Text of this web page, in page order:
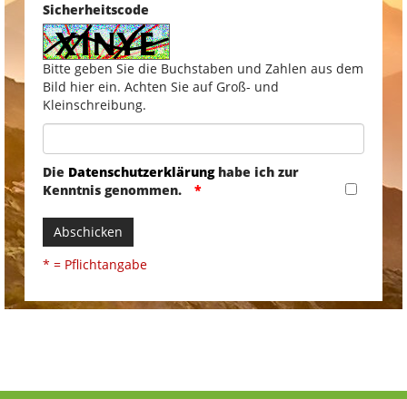
Sicherheitscode
Bitte geben Sie die Buchstaben und Zahlen aus dem
Bild hier ein. Achten Sie auf Groß- und
Kleinschreibung.
Die Datenschutzerklärunghabe ich zur
Kenntnis genommen.
Abschicken
* = Pflichtangabe